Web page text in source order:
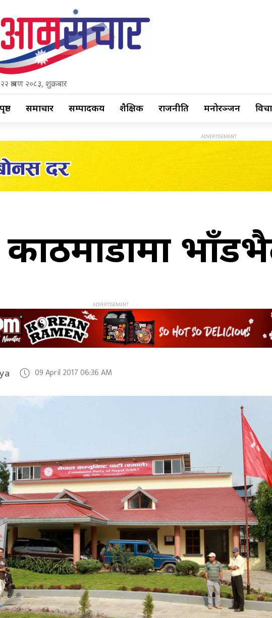
२२ श्रावण २०८३, शुक्रबार
समाचार सम्पादकीय शैक्षिक राजनीति मनोरञ्जन
09 April 2017 06:36 AM